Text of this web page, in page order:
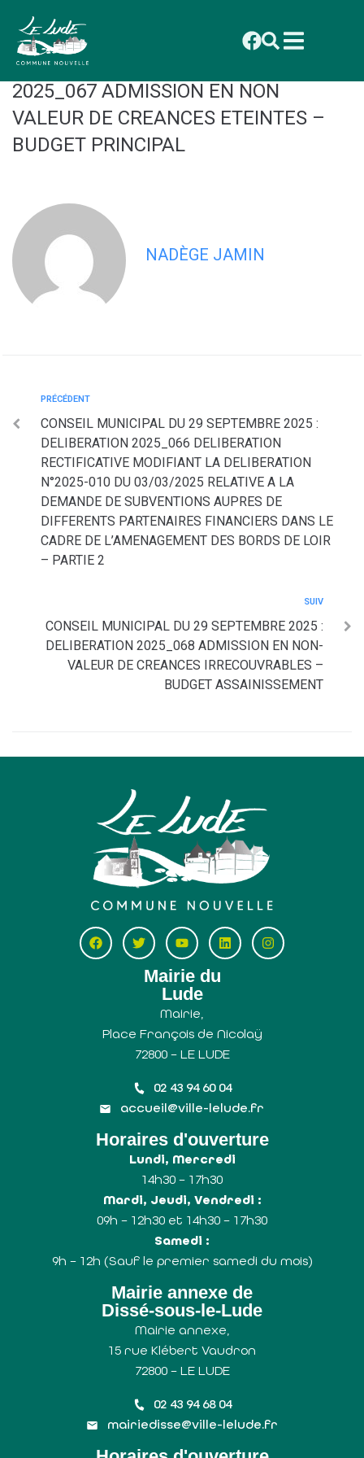
principal
CONSEIL MUNICIPAL DU 29
SEPTEMBRE 2025 : DELIBERATION
2025_067 ADMISSION EN NON
VALEUR DE CREANCES ETEINTES –
BUDGET PRINCIPAL
NADÈGE JAMIN
PRÉCÉDENT
CONSEIL MUNICIPAL DU 29 SEPTEMBRE 2025 :
DELIBERATION 2025_066 DELIBERATION
RECTIFICATIVE MODIFIANT LA DELIBERATION
N°2025-010 DU 03/03/2025 RELATIVE A LA
DEMANDE DE SUBVENTIONS AUPRES DE
DIFFERENTS PARTENAIRES FINANCIERS DANS LE
CADRE DE L’AMENAGEMENT DES BORDS DE LOIR
– PARTIE 2
SUIV
CONSEIL MUNICIPAL DU 29 SEPTEMBRE 2025 :
DELIBERATION 2025_068 ADMISSION EN NON-
VALEUR DE CREANCES IRRECOUVRABLES –
BUDGET ASSAINISSEMENT
Mairie du
Lude
Mairie,
Place François de Nicolaÿ
72800 – LE LUDE
02 43 94 60 04
accueil@ville-lelude.fr
Horaires d'ouverture
Lundi, Mercredi
14h30 – 17h30
Mardi, Jeudi, Vendredi :
09h – 12h30 et 14h30 – 17h30
Samedi :
9h – 12h (Sauf le premier samedi du mois)
Mairie annexe de
Dissé-sous-le-Lude
Mairie annexe,
15 rue Klébert Vaudron
72800 – LE LUDE
02 43 94 68 04
mairiedisse@ville-lelude.fr